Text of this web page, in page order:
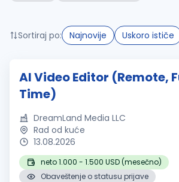
Sortiraj po: Najnovije Uskoro ističe
AI Video Editor (Remote,
Time)
DreamLand Media LLC
Rad od kuće
13.08.2026
neto 1.000 - 1.500 USD (mesečno)
Obaveštenje o statusu prijave